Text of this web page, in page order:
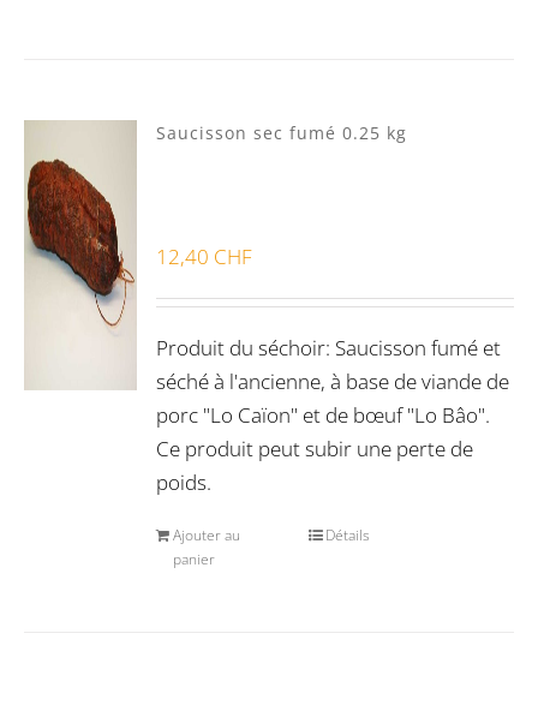
Saucisson sec fumé 0.25 kg
12,40 CHF
Produit du séchoir: Saucisson fumé et
séché à l'ancienne, à base de viande de
porc "Lo Caïon" et de bœuf "Lo Bâo".
Ce produit peut subir une perte de
poids.
Ajouter au
panier
Détails